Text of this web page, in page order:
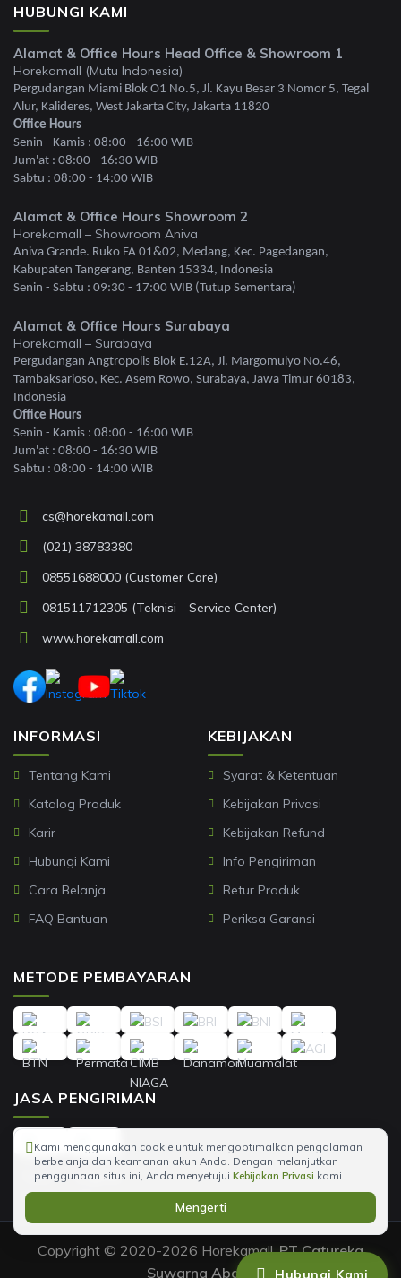
Hubungi Kami
HUBUNGI KAMI
Alamat & Office Hours Head Office & Showroom 1
Horekamall (Mutu Indonesia)
Pergudangan Miami Blok O1 No.5, Jl. Kayu Besar 3 Nomor 5, Tegal
Alur, Kalideres, West Jakarta City, Jakarta 11820
Office Hours
Senin - Kamis : 08:00 - 16:00 WIB
Jum'at : 08:00 - 16:30 WIB
Sabtu : 08:00 - 14:00 WIB
Alamat & Office Hours Showroom 2
Horekamall – Showroom Aniva
Aniva Grande. Ruko FA 01&02, Medang, Kec. Pagedangan,
Kabupaten Tangerang, Banten 15334, Indonesia
Senin - Sabtu : 09:30 - 17:00 WIB (Tutup Sementara)
Alamat & Office Hours Surabaya
Horekamall – Surabaya
Pergudangan Angtropolis Blok E.12A, Jl. Margomulyo No.46,
Tambaksarioso, Kec. Asem Rowo, Surabaya, Jawa Timur 60183,
Indonesia
Office Hours
Senin - Kamis : 08:00 - 16:00 WIB
Jum'at : 08:00 - 16:30 WIB
Sabtu : 08:00 - 14:00 WIB
INFORMASI
Tentang Kami
Katalog Produk
Karir
Hubungi Kami
Cara Belanja
FAQ Bantuan
KEBIJAKAN
Syarat & Ketentuan
Kebijakan Privasi
Kebijakan Refund
Info Pengiriman
Retur Produk
Periksa Garansi
cs@horekamall.com
(021) 38783380
08551688000 (Customer Care)
081511712305 (Teknisi - Service Center)
www.horekamall.com
METODE PEMBAYARAN
JASA PENGIRIMAN
Copyright © 2020-2026 Horekamall,PT Catureka
Suwarna Abadi
Kami menggunakan cookie untuk mengoptimalkan pengalaman
berbelanja dan keamanan akun Anda. Dengan melanjutkan
penggunaan situs ini, Anda menyetujui Kebijakan Privasi kami.
Mengerti